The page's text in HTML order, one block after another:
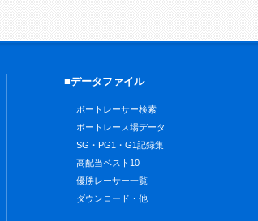
■データファイル
ボートレーサー検索
ボートレース場データ
SG・PG1・G1記録集
高配当ベスト10
優勝レーサー一覧
ダウンロード・他